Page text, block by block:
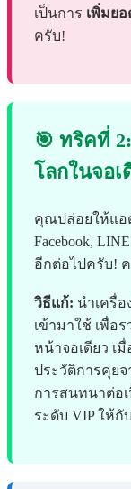
เป็นการ เพิ่มย
ครับ!
🎯 ทริคที่
โลกในจอเ
คุณปล่อยให้แอ
Facebook,
อีกต่อไปครับ!
วิธีแก้: นำเครื่อ
เข้ามาใช้ เพื่อ
หน้าจอเดียว เ
ประวัติการคุยจ
การสนทนาต่อ
ระดับ VIP ให้กั